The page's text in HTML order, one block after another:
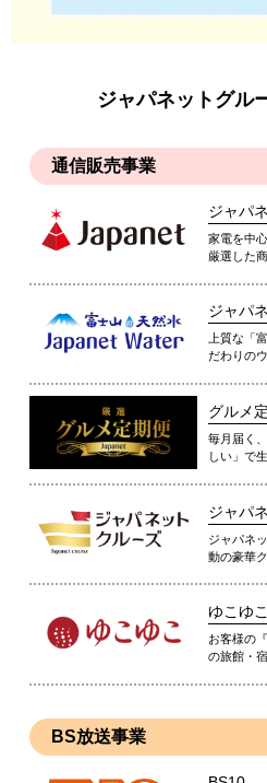
ジャパネットグル
通信販売事業
ジャパ
家電を中
厳選した
ジャパ
上質な「
だわりの
グルメ
毎月届く
しい」で
ジャパ
ジャパネ
動の豪華
ゆこゆこ
お客様の
の旅館・
BS放送事業